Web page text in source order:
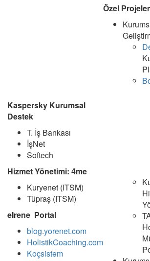
Kaspersky Kurumsal
Destek
T. İş Bankası
İşNet
Softech
Hizmet Yönetimi: 4me
Kuryenet (ITSM)
Tüpraş (ITSM)
eIrene Portal
blog.yorenet.com
HolistikCoaching.com
Koçsistem
Özel Projeler